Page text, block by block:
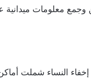
وجمع معلومات
إخفاء النساء شملت